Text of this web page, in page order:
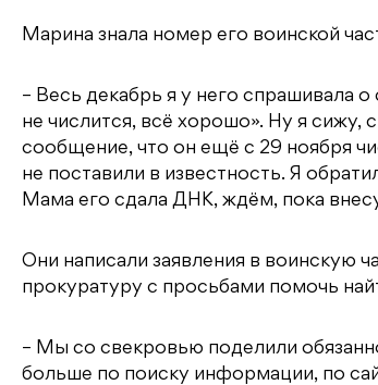
Марина знала номер его воинской
– Весь декабрь я у него спрашивала
не числится, всё хорошо». Ну я сижу,
сообщение, что он ещё с 29 ноября
не поставили в известность. Я
Мама его сдала ДНК, ждём, пока
Они написали заявления в воинскую
прокуратуру с просьбами помочь
– Мы со свекровью поделили
больше по поиску информации, по